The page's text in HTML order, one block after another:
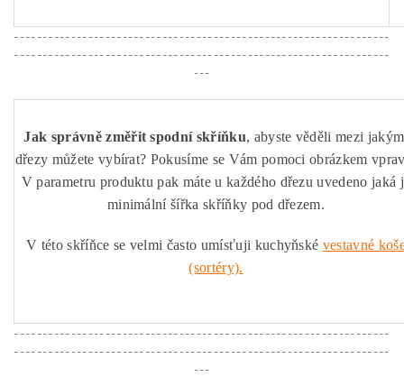
------------------------------------------------------------------
------------------------------------------------------------------
---
Jak správně změřit spodní skříňku, abyste věděli mezi
dřezy můžete vybírat? Pokusíme se Vám pomoci obrázkem
V parametru produktu pak máte u každého dřezu uvedeno jaká
minimální šířka skříňky pod dřezem.
V této skříňce se velmi často umísťuji kuchyňské vestavné
(sortéry).
------------------------------------------------------------------
------------------------------------------------------------------
---